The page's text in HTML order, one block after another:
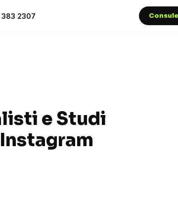
2307
e Studi